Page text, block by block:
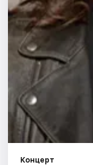
Артисты
Рейтинги
Концерт